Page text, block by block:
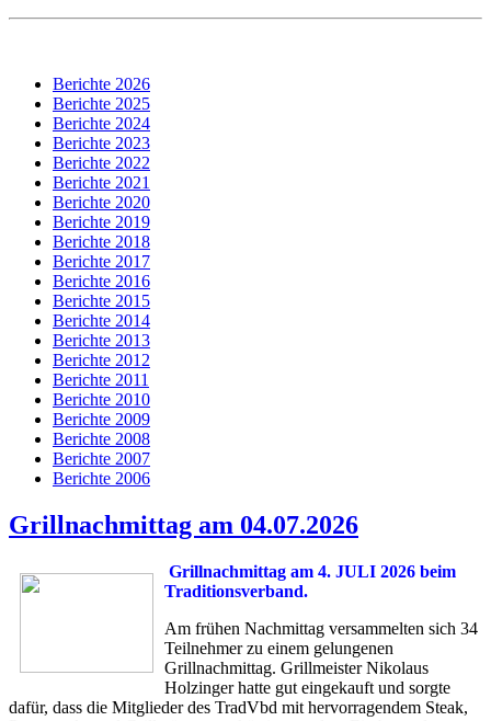
Berichte 2026
Berichte 2025
Berichte 2024
Berichte 2023
Berichte 2022
Berichte 2021
Berichte 2020
Berichte 2019
Berichte 2018
Berichte 2017
Berichte 2016
Berichte 2015
Berichte 2014
Berichte 2013
Berichte 2012
Berichte 2011
Berichte 2010
Berichte 2009
Berichte 2008
Berichte 2007
Berichte 2006
Grillnachmittag am 04.07.2026
Grillnachmittag am 4. JULI 2026 beim
Traditionsverband.
Am frühen Nachmittag versammelten sich 34
Teilnehmer zu einem gelungenen
Grillnachmittag. Grillmeister Nikolaus
Holzinger hatte gut eingekauft und sorgte
dafür, dass die Mitglieder des TradVbd mit hervorragendem Steak,